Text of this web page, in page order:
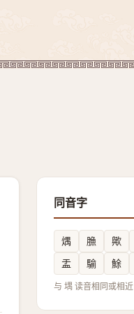
同音字
㷒 䐳 歟
盂
騟 鮽
与 堣 读音相同或相近